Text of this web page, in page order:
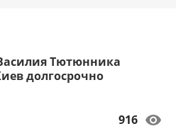
Тютюнника
долгосрочно
916